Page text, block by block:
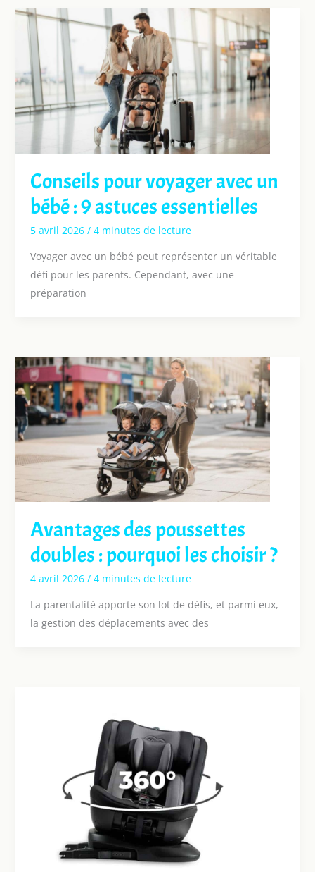
Conseils pour voyager avec un
bébé : 9 astuces essentielles
5 avril 2026 / 4 minutes de lecture
Voyager avec un bébé peut représenter un véritable
défi pour les parents. Cependant, avec une
préparation
Avantages des poussettes
doubles : pourquoi les choisir ?
4 avril 2026 / 4 minutes de lecture
La parentalité apporte son lot de défis, et parmi eux,
la gestion des déplacements avec des